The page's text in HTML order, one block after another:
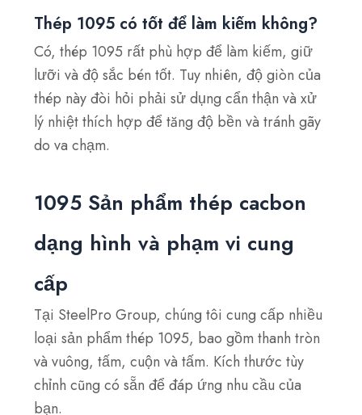
Thép 1095 có tốt để làm kiếm không?
Có, thép 1095 rất phù hợp để làm kiếm, giữ
lưỡi và độ sắc bén tốt. Tuy nhiên, độ giòn của
thép này đòi hỏi phải sử dụng cẩn thận và xử
lý nhiệt thích hợp để tăng độ bền và tránh gãy
do va chạm.
1095 Sản phẩm thép cacbon
dạng hình và phạm vi cung
cấp
Tại SteelPro Group, chúng tôi cung cấp nhiều
loại sản phẩm thép 1095, bao gồm thanh tròn
và vuông, tấm, cuộn và tấm. Kích thước tùy
chỉnh cũng có sẵn để đáp ứng nhu cầu của
bạn.